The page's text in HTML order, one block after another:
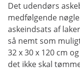
Det udendørs
medfølgende
askeindsats af
så nemt som
32 x 30 x 120 cm
det ikke skal